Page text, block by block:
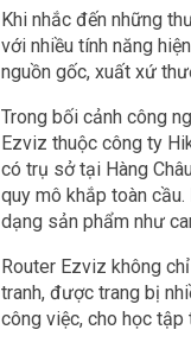
Khi nhắc đến những
với nhiều tính năng
nguồn gốc, xuất xứ
Trong bối cảnh công
Ezviz thuộc công ty
có trụ sở tại Hàng
quy mô khắp toàn
dạng sản phẩm như
Router Ezviz không
tranh, được trang bị
công việc, cho học tập